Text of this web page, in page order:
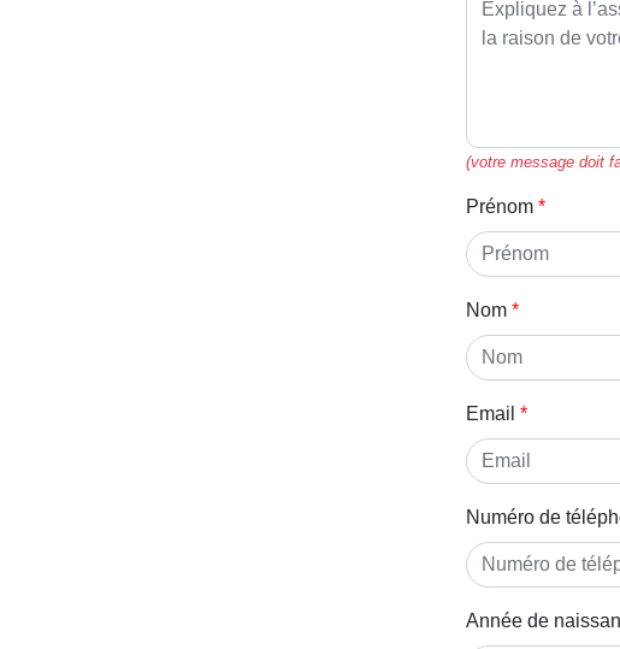
(votre message doit
Prénom
Nom
Email
Numéro de
Année de